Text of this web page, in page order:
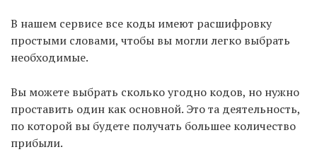
В нашем сервисе все коды имеют расшифровку
простыми словами, чтобы вы могли легко выбрать
необходимые.
Вы можете выбрать сколько угодно кодов, но нужно
проставить один как основной. Это та деятельность,
по которой вы будете получать большее количество
прибыли.